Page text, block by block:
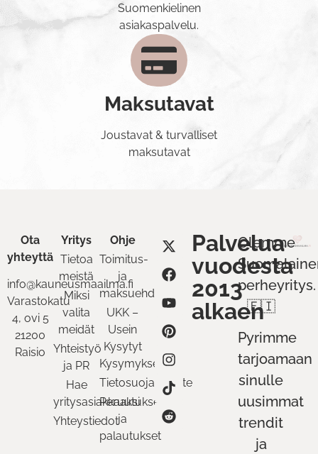
Suomenkielinen
asiakaspalvelu.
Maksutavat
Joustavat & turvalliset
maksutavat
Ota
yhteyttä
info@kauneusmaailma.fi
Varastokatu
4, ovi 5
21200
Raisio
Yritys
Tietoa
meistä
Miksi
valita
meidät
Yhteistyö
ja PR
Hae
yritysasiakkaaksi
Yhteystiedot
Ohje
Toimitus-
ja
maksuehdot
UKK –
Usein
Kysytyt
Kysymykset
Tietosuojaseloste
Peruutukset
ja
palautukset
Palvelua
vuodesta
2013
alkaen
Olemme
perheyritys.
🇫🇮
Pyrimme
tarjoamaan
sinulle
uusimmat
trendit
ja